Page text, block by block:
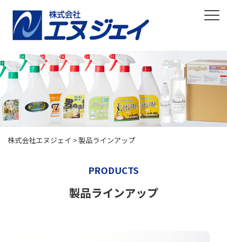
株式会社エヌジェイ >製品ラインアップ
PRODUCTS
製品ラインアップ